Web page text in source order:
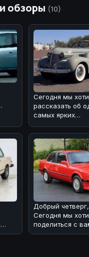
обзоры (10)
Сегодня мы
рассказать об
самых ярких
классического
американского
Добрый
Сегодня мы
поделиться с
интересной